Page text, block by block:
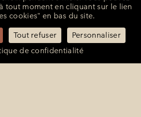
de Saint-Tropez
25 Route des Carles
(0)4 94 55 82 55
tropez.com
:philippine@latelierrp.com
tout moment en cliquant sur le lien
cookies" en bas du site.
Tout refuser
Personnaliser
de confidentialité